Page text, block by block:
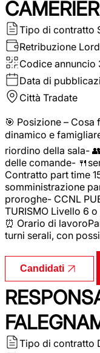
Tipo di contratto
Retribuzione
Codice annuncio
Data di
Città Tradate
🎯 Posizione –
dinamico e
riordino della sala-
delle comande-
Contratto part time
somministrazione
proroghe- CCNL
TURISMO Livello 6
⏰ Orario di
turni serali, con
Candidati
Tipo di contratto